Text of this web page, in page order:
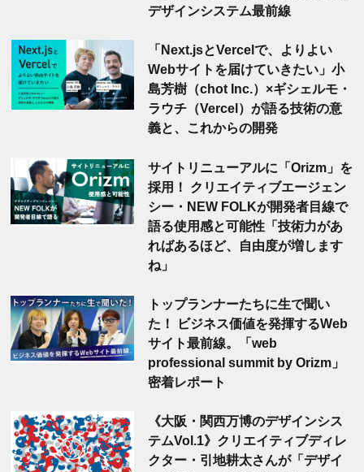
デザインシステム最前線
「Next.jsとVercelで、よりよい
Webサイトを届けていきたい」小
島芳樹（chot Inc.）×ギシェルモ・
ラウチ（Vercel）が語る技術の意
義と、これからの開発
サイトリニューアルに「Orizm」を
採用！ クリエイティブエージェン
シー・NEW FOLKが開発者目線で
語る使用感と可能性「技術力があ
ればあるほど、自由度が増します
ね」
トップランナーたちに生で聞い
た！ ビジネス価値を発揮するWeb
サイト最前線。「web
professional summit by Orizm」
密着レポート
《大阪・関西万博のデザインシス
テムVol.1》クリエイティブディレ
クター・引地耕太さんが「デザイ